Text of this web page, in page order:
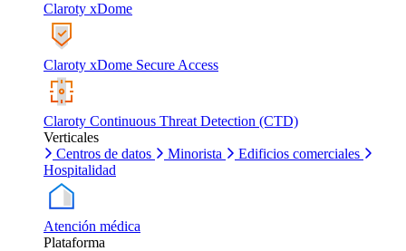
Claroty xDome
Claroty xDome Secure Access
Claroty Continuous Threat Detection (CTD)
Verticales
Centros de datos
Minorista
Edificios comerciales
Hospitalidad
Atención médica
Plataforma